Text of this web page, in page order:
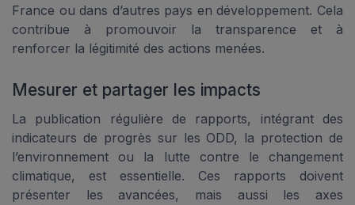
France ou dans d’autres pays en développement. Cela
contribue à promouvoir la transparence et à
renforcer la légitimité des actions menées.
Mesurer et partager les impacts
La publication régulière de rapports, intégrant des
indicateurs de progrès sur les ODD, la protection de
l’environnement ou la lutte contre le changement
climatique, est essentielle. Ces rapports doivent
présenter les avancées, mais aussi les axes